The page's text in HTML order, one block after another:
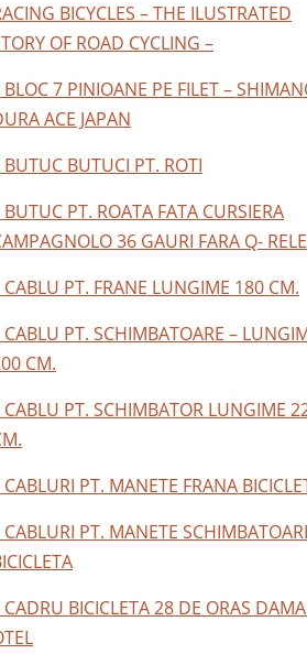
BICYCLES – THE ILUSTRATED
OF ROAD CYCLING –
BLOC 7 PINIOANE PE FILET –
ACE JAPAN
BUTUC BUTUCI PT. ROTI
BUTUC PT. ROATA FATA CURSIERA
36 GAURI FARA Q-
CABLU PT. FRANE LUNGIME 180 CM.
CABLU PT. SCHIMBATOARE –
CM.
CABLU PT. SCHIMBATOR LUNGIME
CABLURI PT. MANETE FRANA
CABLURI PT. MANETE
CADRU BICICLETA 28 DE ORAS